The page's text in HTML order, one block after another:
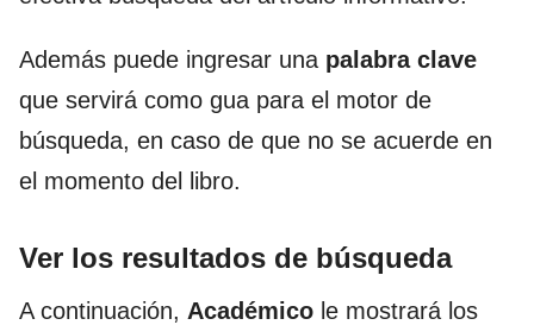
Además puede ingresar una palabra clave
que servirá como gua para el motor de
búsqueda, en caso de que no se acuerde en
el momento del libro.
Ver los resultados de búsqueda
A continuación, Académico le mostrará los